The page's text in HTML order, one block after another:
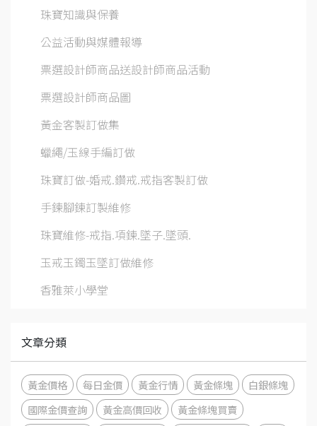
珠寶知識與保養
公益活動與媒體報導
票選設計師商品送設計師商品活動
票選設計師商品圖
黃金客製訂做集
蠟繩/玉線手編訂做
珠寶訂做-婚戒.鑽戒.戒指客製訂做
手鍊腳鍊訂製維修
珠寶維修-戒指.項鍊.墜子.墜頭.
玉戒玉鐲玉墜訂做維修
香雅萊小學堂
文章分類
黃金價格 每日金價 黃金行情 黃金條塊
白銀條塊
國際金價查詢
黃金高價回收
黃金條塊買賣